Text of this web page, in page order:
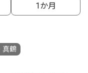
1か月
真鶴